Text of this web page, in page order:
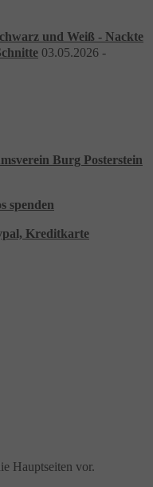
und Weiß - Nackte
03.05.2026 -
Burg Posterstein
spenden
Kreditkarte
Hauptseiten vor.